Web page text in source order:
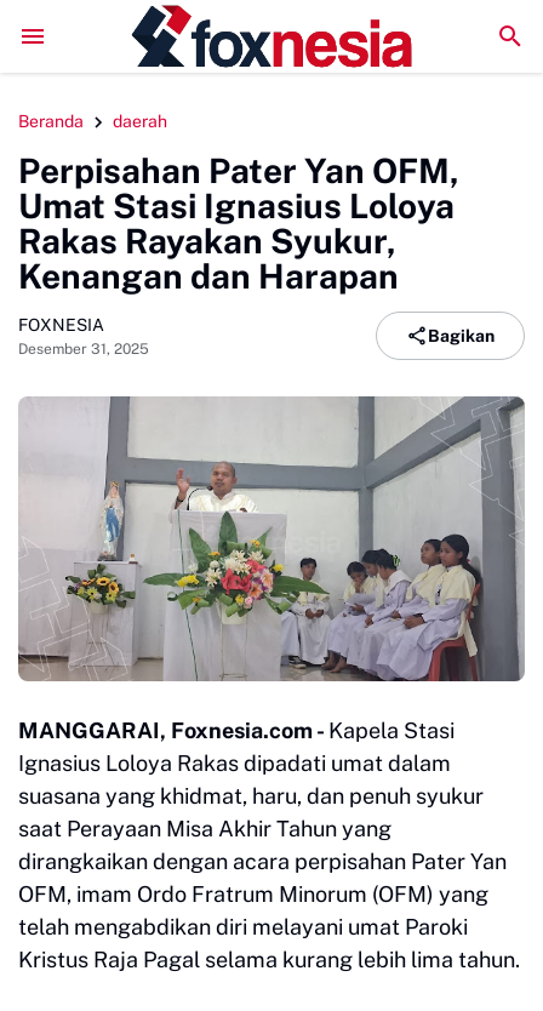
Literatur Institut Minta Polda Metro Jaya Segera Tuntaskan
Beranda daerah
Perpisahan Pater Yan OFM,
Umat Stasi Ignasius Loloya
Rakas Rayakan Syukur,
Kenangan dan Harapan
FOXNESIA
Desember 31, 2025
Bagikan
MANGGARAI, Foxnesia.com - Kapela Stasi
Ignasius Loloya Rakas dipadati umat dalam
suasana yang khidmat, haru, dan penuh syukur
saat Perayaan Misa Akhir Tahun yang
dirangkaikan dengan acara perpisahan Pater Yan
OFM, imam Ordo Fratrum Minorum (OFM) yang
telah mengabdikan diri melayani umat Paroki
Kristus Raja Pagal selama kurang lebih lima tahun.